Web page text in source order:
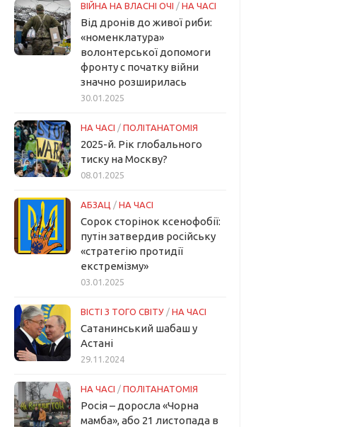
ВІЙНА НА ВЛАСНІ ОЧІ / НА ЧАСІ
Від дронів до живої риби:
«номенклатура»
волонтерської допомоги
фронту с початку війни
значно розширилась
30.01.2025
НА ЧАСІ / ПОЛІТАНАТОМІЯ
2025-й. Рік глобального
тиску на Москву?
08.01.2025
АБЗАЦ / НА ЧАСІ
Сорок сторінок ксенофобії:
путін затвердив російську
«стратегію протидії
екстремізму»
03.01.2025
ВІСТІ З ТОГО СВІТУ / НА ЧАСІ
Сатанинський шабаш у
Астані
29.11.2024
НА ЧАСІ / ПОЛІТАНАТОМІЯ
Росія – доросла «Чорна
мамба», або 21 листопада в